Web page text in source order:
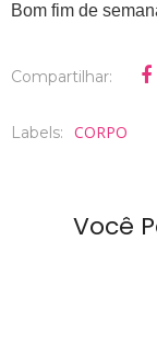
Bom fim de
Compartilhar:
Labels: CORPO
Você